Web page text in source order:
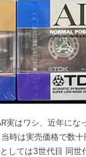
実はワシ、近年にな
時は実売価格で数
しては3世代目 同世